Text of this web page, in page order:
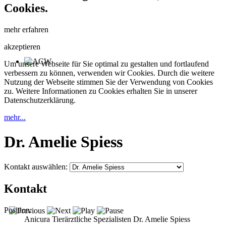
Cookies.
mehr erfahren
akzeptieren
Um unsere Webseite für Sie optimal zu gestalten und fortlaufend
verbessern zu können, verwenden wir Cookies. Durch die weitere
Nutzung der Webseite stimmen Sie der Verwendung von Cookies
zu. Weitere Informationen zu Cookies erhalten Sie in unserer
Datenschutzerklärung.
mehr...
Dr. Amelie Spiess
Kontakt auswählen:
Kontakt
Position:
Anicura Tierärztliche Spezialisten Dr. Amelie Spiess